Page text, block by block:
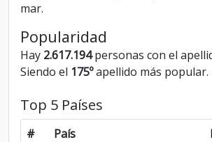
mar.
Popularidad
Hay 2.617.194personas con el
Siendo el 175ºapellido más popular.
Top 5 Países
# País